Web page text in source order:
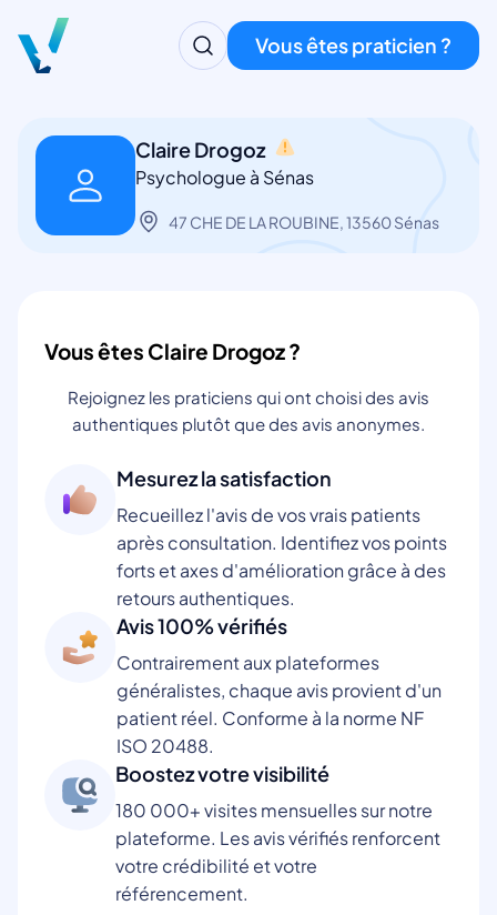
Vous êtes praticien ?
Claire Drogoz
Psychologue à Sénas
47 CHE DE LA ROUBINE, 13560 Sénas
Vous êtes Claire Drogoz ?
Rejoignez les praticiens qui ont choisi des avis
authentiques plutôt que des avis anonymes.
Mesurez la satisfaction
Recueillez l'avis de vos vrais patients
après consultation. Identifiez vos points
forts et axes d'amélioration grâce à des
retours authentiques.
Avis 100% vérifiés
Contrairement aux plateformes
généralistes, chaque avis provient d'un
patient réel. Conforme à la norme NF
ISO 20488.
Boostez votre visibilité
180 000+ visites mensuelles sur notre
plateforme. Les avis vérifiés renforcent
votre crédibilité et votre
référencement.